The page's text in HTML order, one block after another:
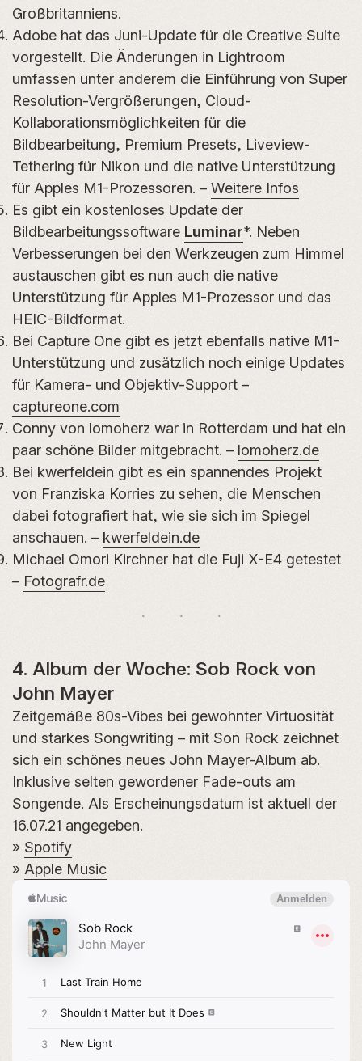
Großbritanniens.
Adobe hat das Juni-Update für die Creative Suite
vorgestellt. Die Änderungen in Lightroom
umfassen unter anderem die Einführung von Super
Resolution-Vergrößerungen, Cloud-
Kollaborationsmöglichkeiten für die
Bildbearbeitung, Premium Presets, Liveview-
Tethering für Nikon und die native Unterstützung
für Apples M1-Prozessoren. – Weitere Infos
Es gibt ein kostenloses Update der
Bildbearbeitungssoftware Luminar*. Neben
Verbesserungen bei den Werkzeugen zum Himmel
austauschen gibt es nun auch die native
Unterstützung für Apples M1-Prozessor und das
HEIC-Bildformat.
Bei Capture One gibt es jetzt ebenfalls native M1-
Unterstützung und zusätzlich noch einige Updates
für Kamera- und Objektiv-Support –
captureone.com
Conny von lomoherz war in Rotterdam und hat ein
paar schöne Bilder mitgebracht. – lomoherz.de
Bei kwerfeldein gibt es ein spannendes Projekt
von Franziska Korries zu sehen, die Menschen
dabei fotografiert hat, wie sie sich im Spiegel
anschauen. – kwerfeldein.de
Michael Omori Kirchner hat die Fuji X-E4 getestet
– Fotografr.de
4. Album der Woche: Sob Rock von
John Mayer
Zeitgemäße 80s-Vibes bei gewohnter Virtuosität
und starkes Songwriting – mit Son Rock zeichnet
sich ein schönes neues John Mayer-Album ab.
Inklusive selten gewordener Fade-outs am
Songende. Als Erscheinungsdatum ist aktuell der
16.07.21 angegeben.
» Spotify
» Apple Music